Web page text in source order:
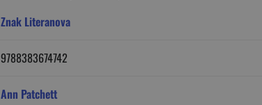
Znak Literanova
9788383674742
Ann Patchett